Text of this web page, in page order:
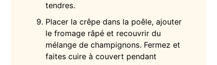
tendres.
Placer la crêpe dans la poêle, ajouter
le fromage râpé et recouvrir du
mélange de champignons. Fermez et
faites cuire à couvert pendant